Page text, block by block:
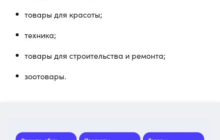
товары для красоты;
техника;
товары для строительства и ремонта;
зоотовары.